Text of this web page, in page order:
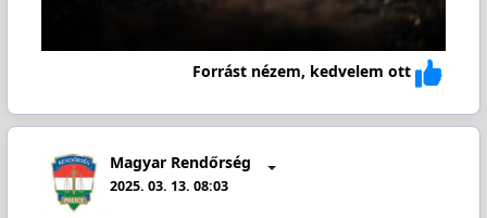
Forrást nézem, kedvelem ott
Magyar Rendőrség
2025. 03. 13. 08:03